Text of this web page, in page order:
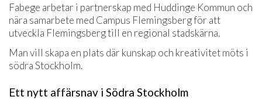
Fabege arbetar i partnerskap med Huddinge Kommun och
nära samarbete med Campus Flemingsberg för att
utveckla Flemingsberg till en regional stadskärna.
Man vill skapa en plats där kunskap och kreativitet möts i
södra Stockholm.
Ett nytt affärsnav i Södra Stockholm